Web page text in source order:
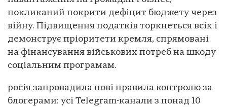
покликаний покрити дефіцит бюджету через
війну. Підвищення податків торкнеться всіх і
демонструє пріоритети кремля, спрямовані
на фінансування військових потреб на шкоду
соціальним програмам.
росія запровадила нові правила контролю за
блогерами: усі Telegram-канали з понад 10